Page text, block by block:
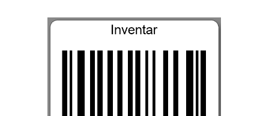
Bildergalerie überspringen